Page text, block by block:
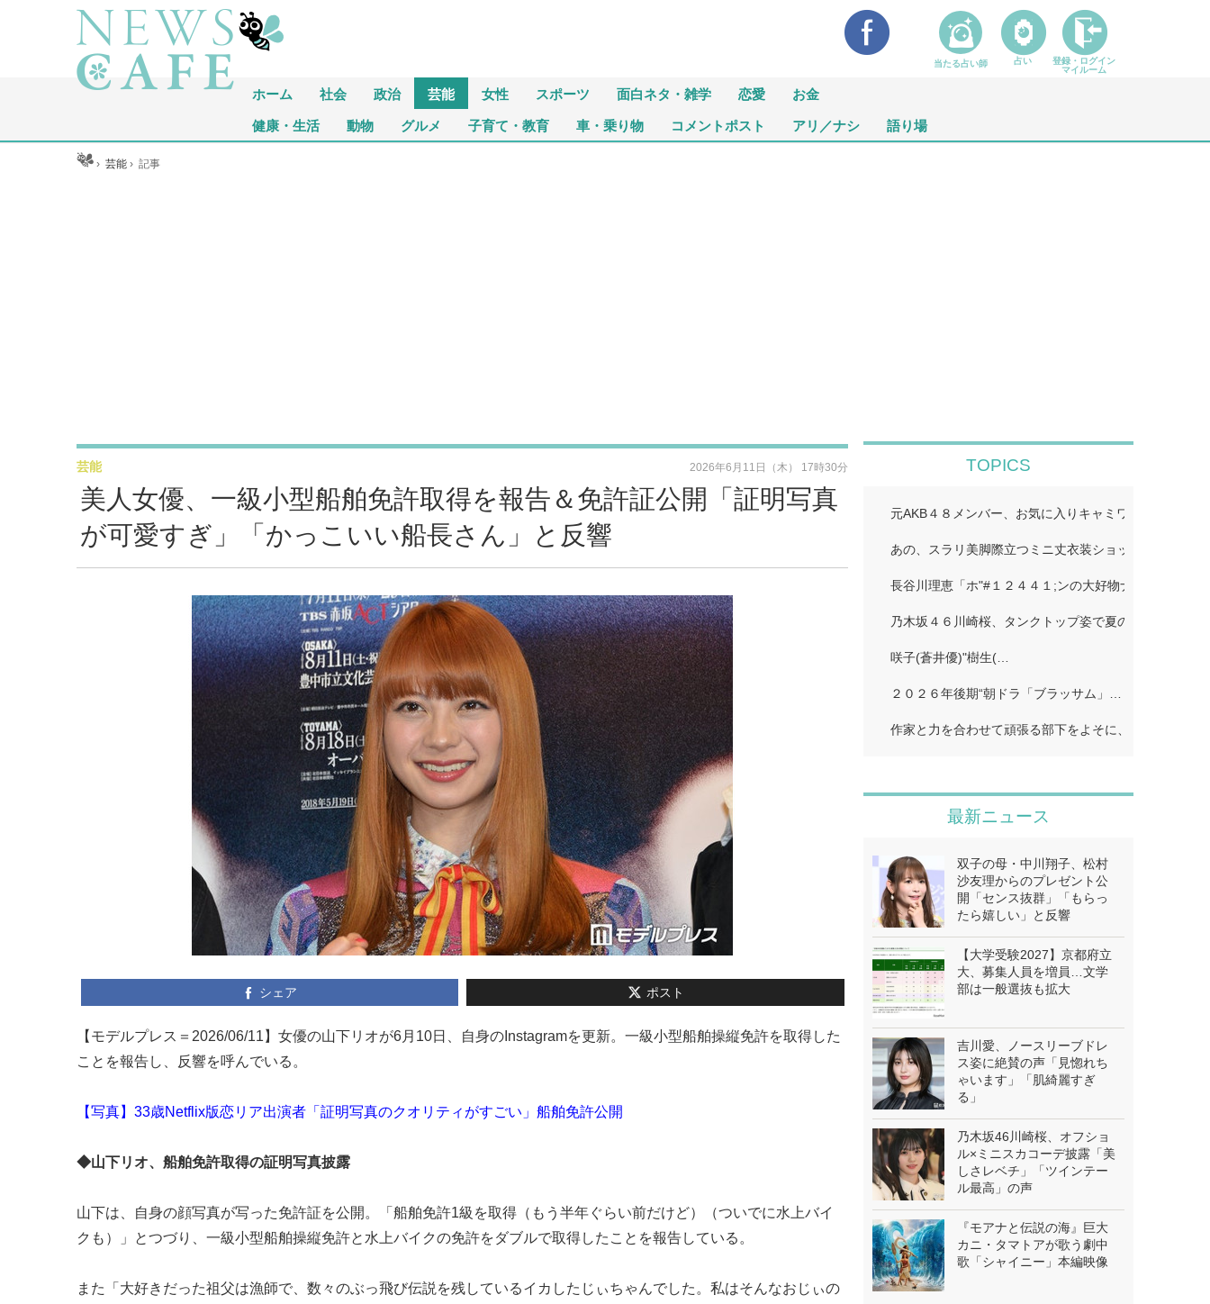
ホーム 社会 政治 芸能 女性 スポーツ 面白ネタ・雑学 恋愛 お金
健康・生活 動物 グルメ 子育て・教育 車・乗り物 コメントポスト アリ／ナシ 語り場
ホーム ›芸能 ›記事
美人女優、一級小型船舶免許取得を報告＆免許証公開「証明写真
が可愛すぎ」「かっこいい船長さん」と反響
芸能 2026年6月11日（木） 17時30分
シェア ポスト
【モデルプレス＝2026/06/11】女優の山下リオが6月10日、自身のInstagramを更新。一級小型船舶操縦免許を取得した
ことを報告し、反響を呼んでいる。
【写真】33歳Netflix版恋リア出演者「証明写真のクオリティがすごい」船舶免許公開
◆山下リオ、船舶免許取得の証明写真披露
山下は、自身の顔写真が写った免許証を公開。「船舶免許1級を取得（もう半年ぐらい前だけど）（ついでに水上バイ
クも）」とつづり、一級小型船舶操縦免許と水上バイクの免許をダブルで取得したことを報告している。
また「大好きだった祖父は漁師で、数々のぶっ飛び伝説を残しているイカしたじぃちゃんでした。私はそんなおじぃの
TOPICS
元AKB４８メンバー、お気に入りキャミワンピで美ス
あの、スラリ美脚際立つミニ丈衣装ショット公開「二
長谷川理恵「ホ"#１２４４１;ンの大好物ナホ"#１２４
乃木坂４６川崎桜、タンクトップ姿で夏のワンシーン
咲子(蒼井優)"樹生(…
２０２６年後期“朝ドラ「ブラッサム」…
作家と力を合わせて頑張る部下をよそに、上司は陰で
最新ニュース
双子の母・中川翔子、松村
沙友理からのプレゼント公
開「センス抜群」「もらっ
たら嬉しい」と反響
【大学受験2027】京都府立
大、募集人員を増員…文学
部は一般選抜も拡大
吉川愛、ノースリーブドレ
ス姿に絶賛の声「見惚れち
ゃいます」「肌綺麗すぎ
る」
乃木坂46川崎桜、オフショ
ル×ミニスカコーデ披露「美
しさレベチ」「ツインテー
ル最高」の声
『モアナと伝説の海』巨大
カニ・タマトアが歌う劇中
歌「シャイニー」本編映像
当たる占い師 占い
登録・ログイン
マイルーム